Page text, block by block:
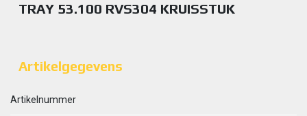
TRAY 53.100 RVS304 KRUISSTUK
Artikelgegevens
Artikelnummer